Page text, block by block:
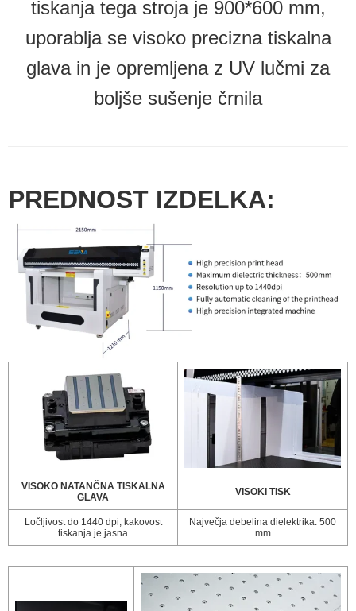
tiskanja tega stroja je 900*600 mm,
uporablja se visoko precizna tiskalna
glava in je opremljena z UV lučmi za
boljše sušenje črnila
PREDNOST IZDELKA:
VISOKO NATANČNA TISKALNA
GLAVA
VISOKI TISK
Ločljivost do 1440 dpi, kakovost
tiskanja je jasna
Največja debelina dielektrika: 500
mm